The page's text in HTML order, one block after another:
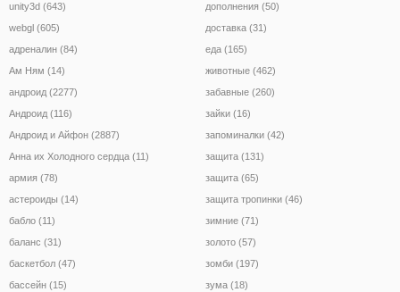
unity3d (643)
webgl (605)
адреналин (84)
Ам Ням (14)
андроид (2277)
Андроид (116)
Андроид и Айфон (2887)
Анна их Холодного сердца (11)
армия (78)
астероиды (14)
бабло (11)
баланс (31)
баскетбол (47)
бассейн (15)
дополнения (50)
доставка (31)
еда (165)
животные (462)
забавные (260)
зайки (16)
запоминалки (42)
защита (131)
защита (65)
защита тропинки (46)
зимние (71)
золото (57)
зомби (197)
зума (18)